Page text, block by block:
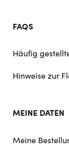
FAQS
Häufig
Hinweise zur
MEINE DATEN
Meine